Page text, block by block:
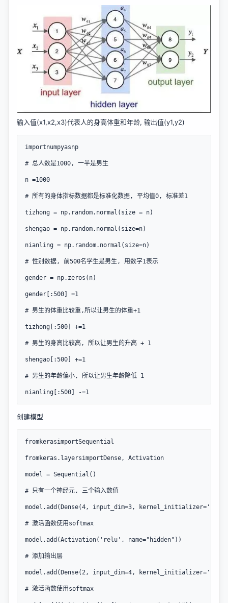
输入值(x1,x2,x3)代表人的身高体重和年龄, 输出值(y1,y2)
importnumpyasnp
# 总人数是1000, 一半是男生
n =1000
# 所有的身体指标数据都是标准化数据, 平均值0, 标准差1
tizhong = np.random.normal(size = n)
shengao = np.random.normal(size=n)
nianling = np.random.normal(size=n)
# 性别数据, 前500名学生是男生, 用数字1表示
gender = np.zeros(n)
gender[:500] =1
# 男生的体重比较重,所以让男生的体重+1
tizhong[:500] +=1
# 男生的身高比较高, 所以让男生的升高 + 1
shengao[:500] +=1
# 男生的年龄偏小, 所以让男生年龄降低 1
nianling[:500] -=1
创建模型
fromkerasimportSequential
fromkeras.layersimportDense, Activation
model = Sequential()
# 只有一个神经元, 三个输入数值
model.add(Dense(4, input_dim=3,
# 激活函数使用softmax
model.add(Activation('relu', name="hidden"))
# 添加输出层
model.add(Dense(2, input_dim=4,
# 激活函数使用softmax